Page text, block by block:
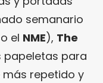
semanario
el NME), The
papeletas para
más repetido y